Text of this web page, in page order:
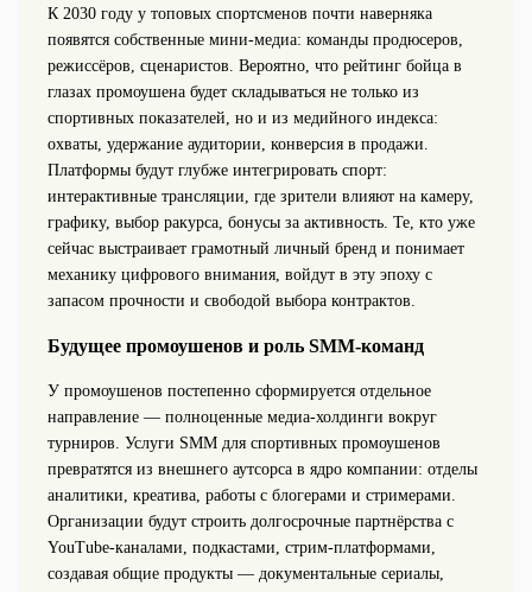
К 2030 году у топовых спортсменов почти наверняка
появятся собственные мини-медиа: команды продюсеров,
режиссёров, сценаристов. Вероятно, что рейтинг бойца в
глазах промоушена будет складываться не только из
спортивных показателей, но и из медийного индекса:
охваты, удержание аудитории, конверсия в продажи.
Платформы будут глубже интегрировать спорт:
интерактивные трансляции, где зрители влияют на камеру,
графику, выбор ракурса, бонусы за активность. Те, кто уже
сейчас выстраивает грамотный личный бренд и понимает
механику цифрового внимания, войдут в эту эпоху с
запасом прочности и свободой выбора контрактов.
Будущее промоушенов и роль SMM-команд
У промоушенов постепенно сформируется отдельное
направление — полноценные медиа-холдинги вокруг
турниров. Услуги SMM для спортивных промоушенов
превратятся из внешнего аутсорса в ядро компании: отделы
аналитики, креатива, работы с блогерами и стримерами.
Организации будут строить долгосрочные партнёрства с
YouTube‑каналами, подкастами, стрим-платформами,
создавая общие продукты — документальные сериалы,